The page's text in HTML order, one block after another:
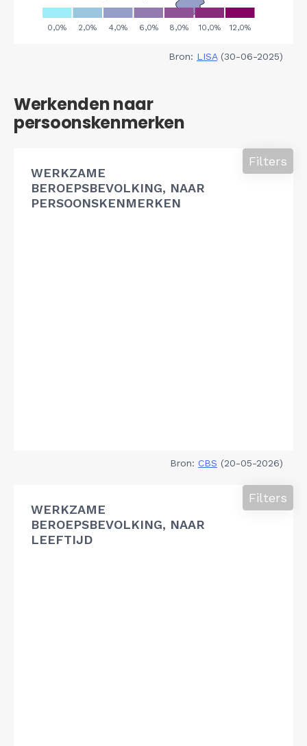
Bron: LISA(30-06-2025)
Werkenden naar
persoonskenmerken
WERKZAME
BEROEPSBEVOLKING, NAAR
PERSOONSKENMERKEN
Filters
Bron: CBS (20-05-2026)
WERKZAME
BEROEPSBEVOLKING, NAAR
LEEFTIJD
Filters